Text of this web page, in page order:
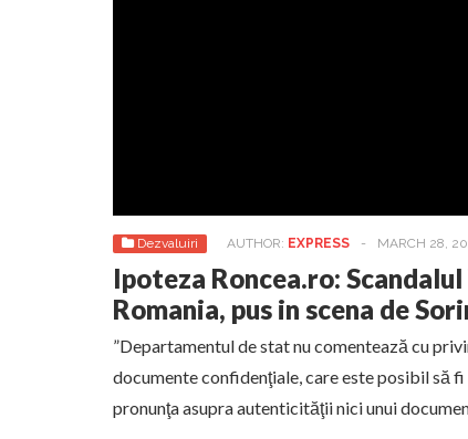
Dezvaluiri AUTHOR: EXPRESS - MARCH 28,
Ipoteza Roncea.ro:
Romania, pus in scena de
”Departamentul de stat nu comentează cu
documente confidenţiale, care este posibil să
pronunţa asupra autenticităţii nici unui